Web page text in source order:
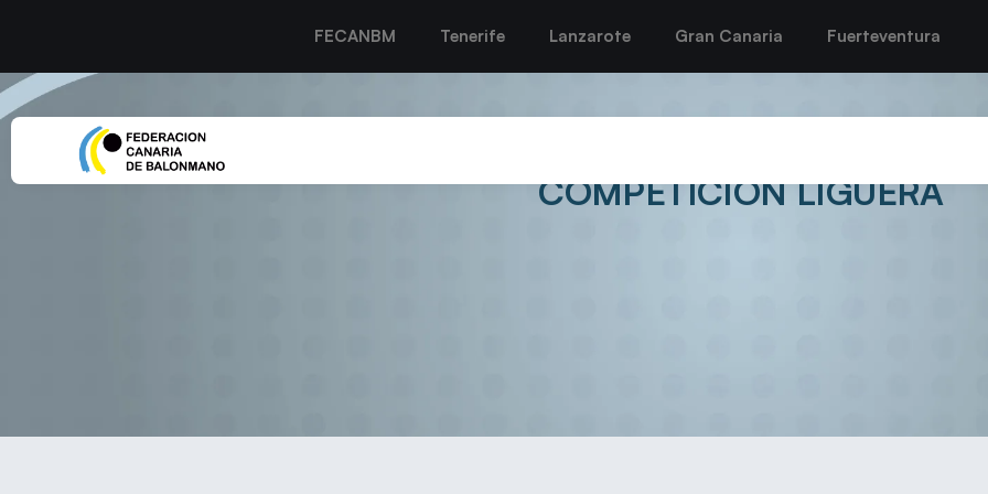
FECANBM Tenerife Lanzarote Gran Canaria Fuerteventura
EL CB LANZAROTE PUERTO DEL CARMEN VUELVE
COMPETICIÓN LIGUERA